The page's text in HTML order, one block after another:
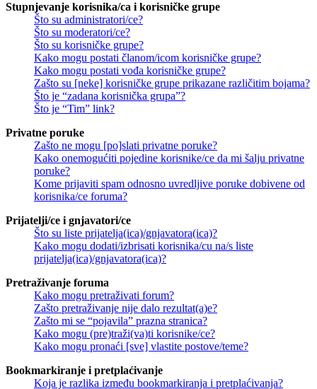
Stupnjevanje korisnika/ca i korisničke grupe
Što su administratori/ce?
Što su moderatori/ce?
Što su korisničke grupe?
Kako mogu postati članom/icom korisničke grupe?
Kako mogu postati vođa korisničke grupe?
Zašto su [neke] korisničke grupe prikazane različitim bojama?
Što je “zadana korisnička grupa”?
Što je “Tim” link?
Privatne poruke
Zašto ne mogu [po]slati privatne poruke?
Kako onemogućiti pojedine korisnike/ce da mi šalju privatne
poruke?
Kome prijaviti spam odnosno uvredljive poruke dobivene od
korisnika/ce foruma?
Prijatelji/ce i gnjavatori/ce
Što su liste prijatelja(ica)/gnjavatora(ica)?
Kako mogu dodati/izbrisati korisnika/cu na/s liste
prijatelja(ica)/gnjavatora(ica)?
Pretraživanje foruma
Kako mogu pretraživati forum?
Zašto pretraživanje nije dalo rezultat(a)e?
Zašto mi se “pojavila” prazna stranica?
Kako mogu (pre)traži(va)ti korisnike/ce?
Kako mogu pronaći [sve] vlastite postove/teme?
Bookmarkiranje i pretplaćivanje
Koja je razlika između bookmarkiranja i pretplaćivanja?